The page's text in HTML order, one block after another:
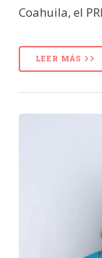
Coahuila, el
LEER MÁS